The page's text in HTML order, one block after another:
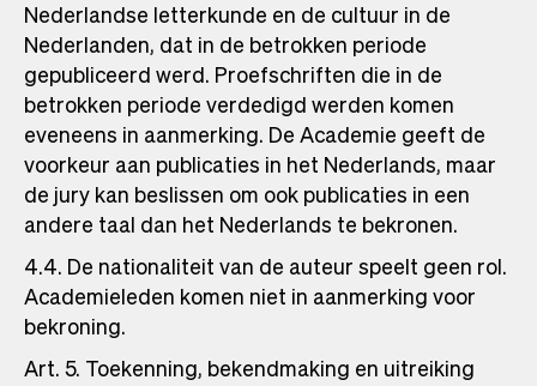
Nederlandse letterkunde en de cultuur in de
Nederlanden, dat in de betrokken periode
gepubliceerd werd. Proefschriften die in de
betrokken periode verdedigd werden komen
eveneens in aanmerking. De Academie geeft de
voorkeur aan publicaties in het Nederlands, maar
de jury kan beslissen om ook publicaties in een
andere taal dan het Nederlands te bekronen.
4.4. De nationaliteit van de auteur speelt geen rol.
Academieleden komen niet in aanmerking voor
bekroning.
Art. 5. Toekenning, bekendmaking en uitreiking